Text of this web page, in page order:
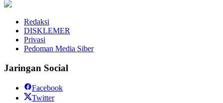
Redaksi
DISKLEMER
Privasi
Pedoman Media Siber
Jaringan Social
Facebook
Twitter